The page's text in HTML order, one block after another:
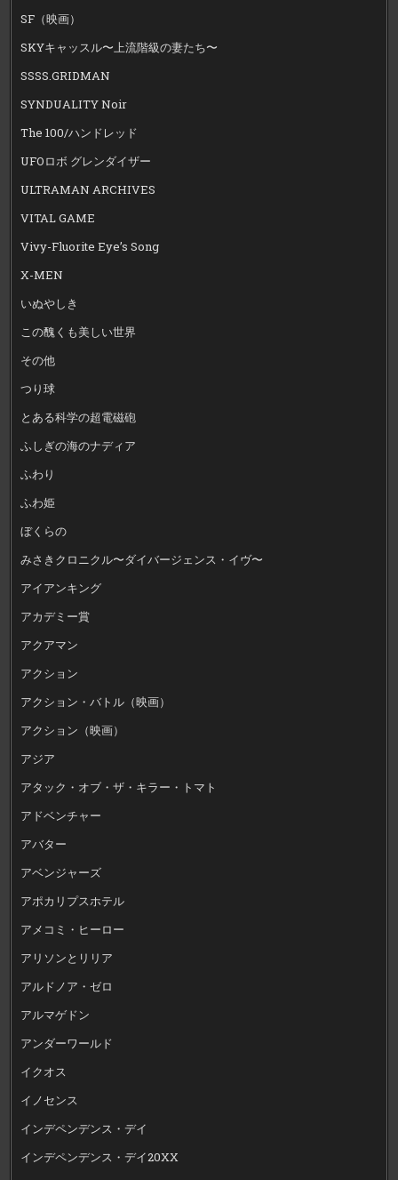
SF（映画）
SKYキャッスル〜上流階級の妻たち〜
SSSS.GRIDMAN
SYNDUALITY Noir
The 100/ハンドレッド
UFOロボ グレンダイザー
ULTRAMAN ARCHIVES
VITAL GAME
Vivy-Fluorite Eye’s Song
X-MEN
いぬやしき
この醜くも美しい世界
その他
つり球
とある科学の超電磁砲
ふしぎの海のナディア
ふわり
ふわ姫
ぼくらの
みさきクロニクル〜ダイバージェンス・イヴ〜
アイアンキング
アカデミー賞
アクアマン
アクション
アクション・バトル（映画）
アクション（映画）
アジア
アタック・オブ・ザ・キラー・トマト
アドベンチャー
アバター
アベンジャーズ
アポカリプスホテル
アメコミ・ヒーロー
アリソンとリリア
アルドノア・ゼロ
アルマゲドン
アンダーワールド
イクオス
イノセンス
インデペンデンス・デイ
インデペンデンス・デイ20XX